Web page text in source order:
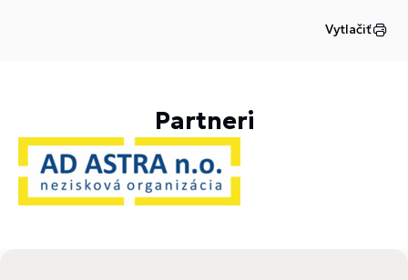
Vytlačiť
Partneri